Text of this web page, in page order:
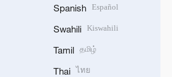
Spanish Español
Swahili Kiswahili
Tamil தமிழ்
Thai ไทย